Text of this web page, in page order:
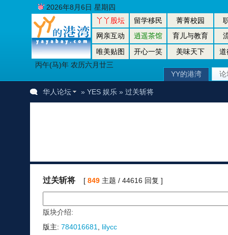
丫丫股坛 留学移民 菁菁校园
网亲互动
逍遥茶馆 育儿与教育
唯美贴图
开心一笑 美味天下
道
丙午(马)年 农历六月廿三
2026年8月6日 星期四
YY的港湾 论
华人论坛 » YES 娱乐» 过关斩将
过关斩将 [ 849主题 / 44616 回复 ]
版块介绍:
版主: 784016681 lilycc